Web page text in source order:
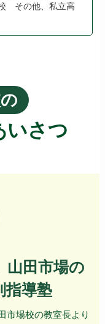
その他、私立高
いさつ
山田市場の
指導塾
市場校の教室長より